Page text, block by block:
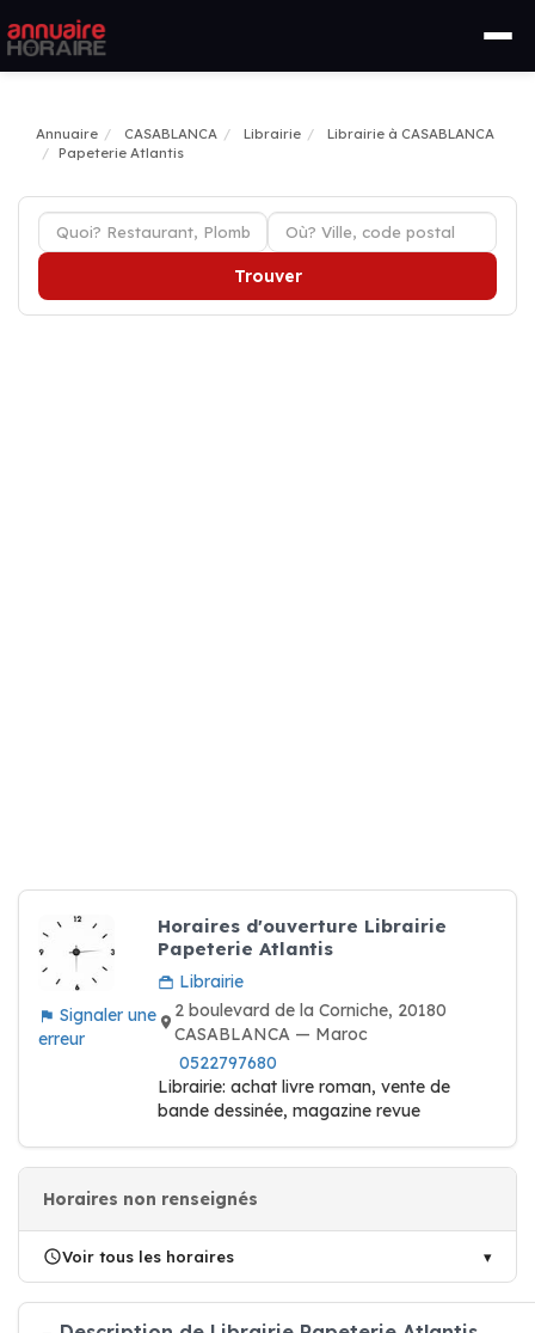
Annuaire CASABLANCA Librairie
Librairie à CASABLANCA
Papeterie Atlantis
Trouver
Signaler une
erreur
Horaires d'ouverture Librairie
Papeterie Atlantis
Librairie
2 boulevard de la Corniche, 20180
CASABLANCA — Maroc
0522797680
Librairie: achat livre roman, vente de
bande dessinée, magazine revue
Horaires non renseignés
Voir tous les horaires